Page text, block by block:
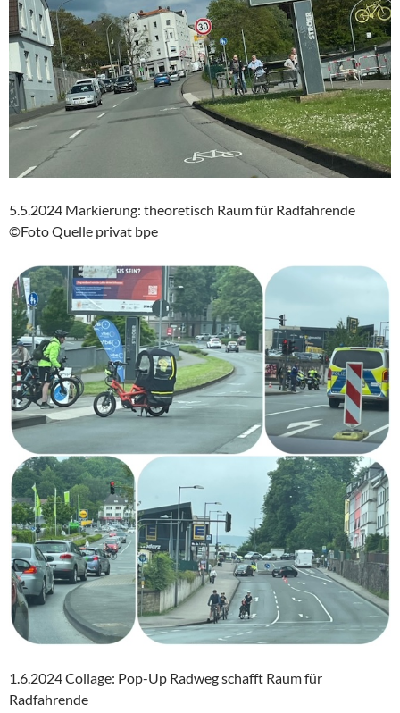
5.5.2024 Markierung: theoretisch Raum für Radfahrende
©Foto Quelle privat bpe
1.6.2024 Collage: Pop-Up Radweg schafft Raum für
Radfahrende